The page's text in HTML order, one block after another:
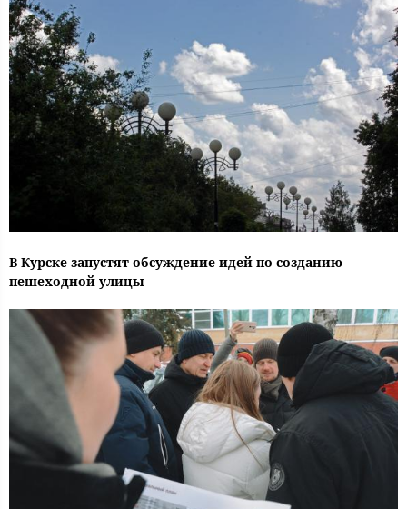
В Курске запустят обсуждение идей по созданию
пешеходной улицы